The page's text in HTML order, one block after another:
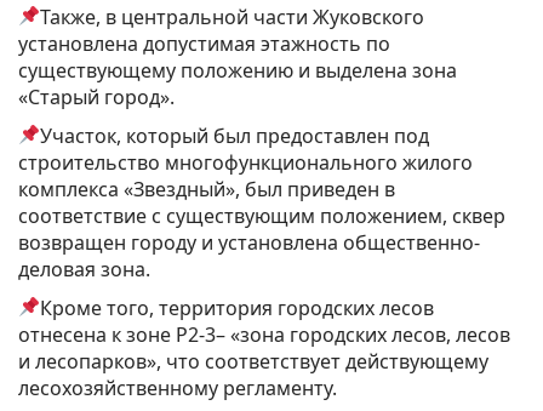
Также, в центральной части Жуковского
установлена допустимая этажность по
существующему положению и выделена зона
«Старый город».
Участок, который был предоставлен под
строительство многофункционального жилого
комплекса «Звездный», был приведен в
соответствие с существующим положением, сквер
возвращен городу и установлена общественно-
деловая зона.
Кроме того, территория городских лесов
отнесена к зоне Р2-3– «зона городских лесов, лесов
и лесопарков», что соответствует действующему
лесохозяйственному регламенту.